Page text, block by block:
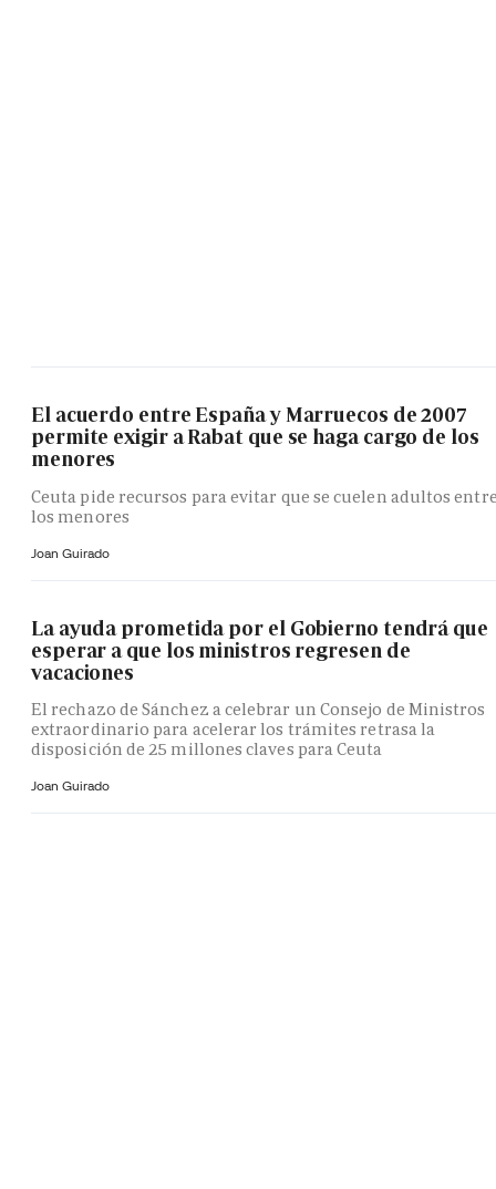
El acuerdo entre España y Marruecos de 2007
permite exigir a Rabat que se haga cargo de los
menores
Ceuta pide recursos para evitar que se cuelen adultos
los menores
Joan Guirado
La ayuda prometida por el Gobierno tendrá que
esperar a que los ministros regresen de
vacaciones
El rechazo de Sánchez a celebrar un Consejo de Ministros
extraordinario para acelerar los trámites retrasa la
disposición de 25 millones claves para Ceuta
Joan Guirado